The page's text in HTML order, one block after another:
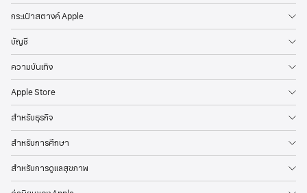
กระเป๋าสตางค์ Apple
บัญชี
ความบันเทิง
Apple Store
สำหรับธุรกิจ
สำหรับการศึกษา
สำหรับการดูแลสุขภาพ